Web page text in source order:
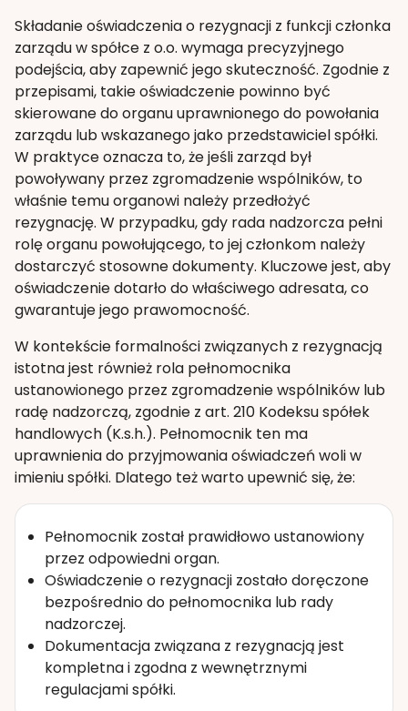
Składanie oświadczenia o rezygnacji z funkcji członka
zarządu w spółce z o.o. wymaga precyzyjnego
podejścia, aby zapewnić jego skuteczność. Zgodnie z
przepisami, takie oświadczenie powinno być
skierowane do organu uprawnionego do powołania
zarządu lub wskazanego jako przedstawiciel spółki.
W praktyce oznacza to, że jeśli zarząd był
powoływany przez zgromadzenie wspólników, to
właśnie temu organowi należy przedłożyć
rezygnację. W przypadku, gdy rada nadzorcza pełni
rolę organu powołującego, to jej członkom należy
dostarczyć stosowne dokumenty. Kluczowe jest, aby
oświadczenie dotarło do właściwego adresata, co
gwarantuje jego prawomocność.
W kontekście formalności związanych z rezygnacją
istotna jest również rola pełnomocnika
ustanowionego przez zgromadzenie wspólników lub
radę nadzorczą, zgodnie z art. 210 Kodeksu spółek
handlowych (K.s.h.). Pełnomocnik ten ma
uprawnienia do przyjmowania oświadczeń woli w
imieniu spółki. Dlatego też warto upewnić się, że:
Pełnomocnik został prawidłowo ustanowiony
przez odpowiedni organ.
Oświadczenie o rezygnacji zostało doręczone
bezpośrednio do pełnomocnika lub rady
nadzorczej.
Dokumentacja związana z rezygnacją jest
kompletna i zgodna z wewnętrznymi
regulacjami spółki.